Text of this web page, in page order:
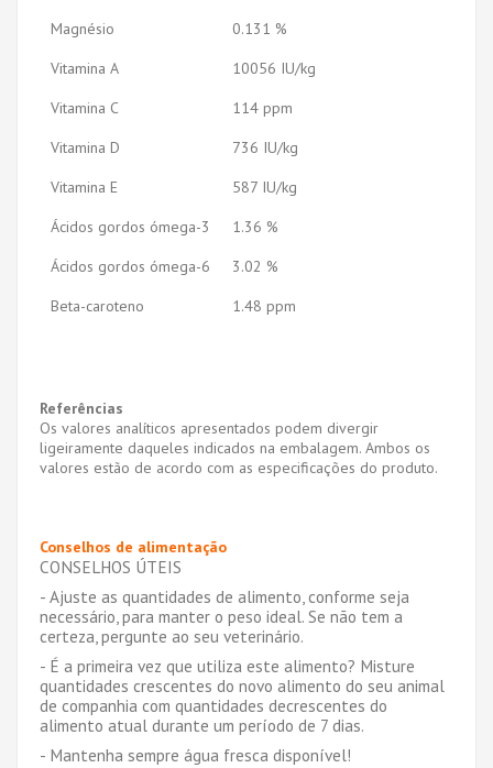
Magnésio
0.131 %
Vitamina A
10056 IU/kg
Vitamina C
114 ppm
Vitamina D
736 IU/kg
Vitamina E
587 IU/kg
Ácidos gordos ómega-3
1.36 %
Ácidos gordos ómega-6
3.02 %
Beta-caroteno
1.48 ppm
Referências
Os valores analíticos apresentados podem divergir
ligeiramente daqueles indicados na embalagem. Ambos os
valores estão de acordo com as especificações do produto.
Conselhos de alimentação
CONSELHOS ÚTEIS
- Ajuste as quantidades de alimento, conforme seja
necessário, para manter o peso ideal. Se não tem a
certeza, pergunte ao seu veterinário.
- É a primeira vez que utiliza este alimento? Misture
quantidades crescentes do novo alimento do seu animal
de companhia com quantidades decrescentes do
alimento atual durante um período de 7 dias.
- Mantenha sempre água fresca disponível!